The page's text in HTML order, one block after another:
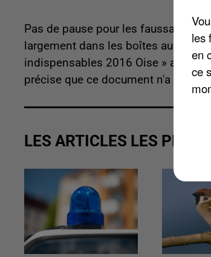
Pas de pause pour les faussaires.
largement dans les boîtes aux
indispensables 2016 Oise » ayant
précise que ce document n'a
LES ARTICLES LES PLUS
les
en
ce